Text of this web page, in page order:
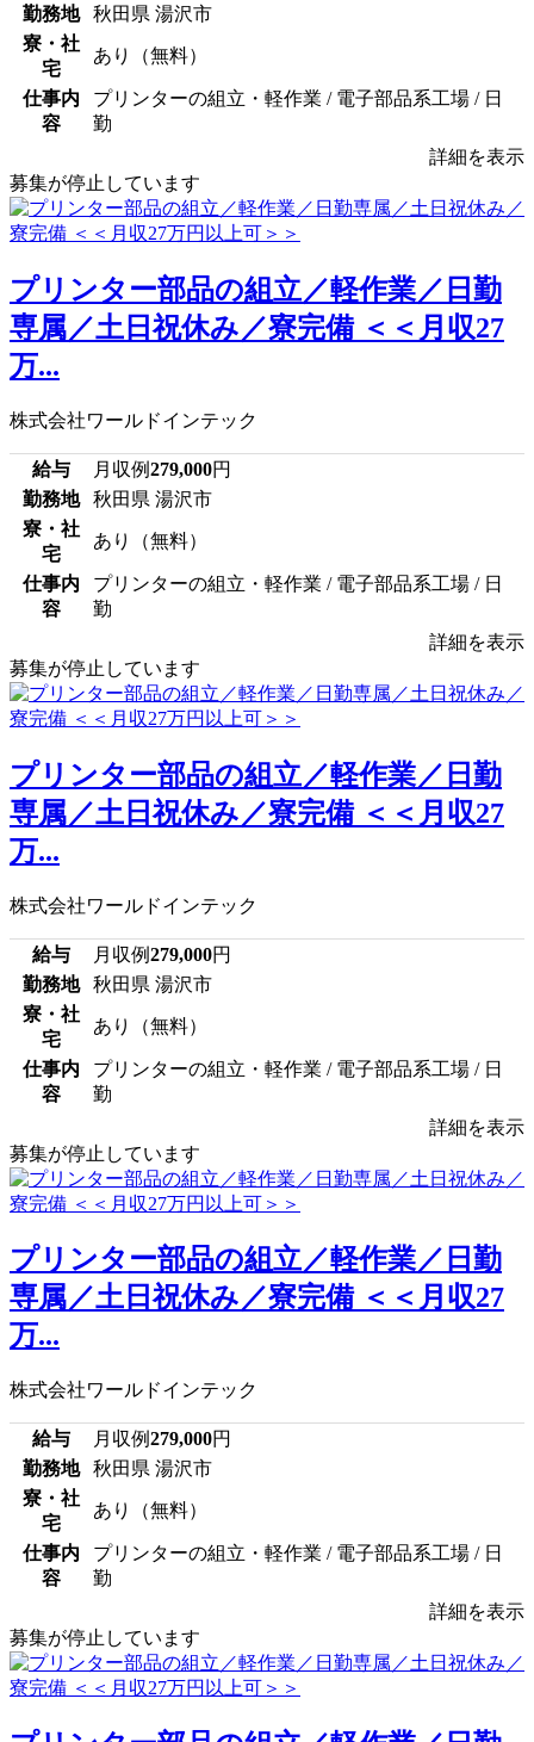
勤務地
秋田県 湯沢市
寮・社
宅
あり（無料）
仕事内
容
プリンターの組立・軽作業 / 電子部品系工場 / 日
勤
詳細を表示
募集が停止しています
プリンター部品の組立／軽作業／日勤
専属／土日祝休み／寮完備 ＜＜月収27
万...
株式会社ワールドインテック
給与 月収例279,000円
勤務地
秋田県 湯沢市
寮・社
宅
あり（無料）
仕事内
容
プリンターの組立・軽作業 / 電子部品系工場 / 日
勤
詳細を表示
募集が停止しています
プリンター部品の組立／軽作業／日勤
専属／土日祝休み／寮完備 ＜＜月収27
万...
株式会社ワールドインテック
給与 月収例279,000円
勤務地
秋田県 湯沢市
寮・社
宅
あり（無料）
仕事内
容
プリンターの組立・軽作業 / 電子部品系工場 / 日
勤
詳細を表示
募集が停止しています
プリンター部品の組立／軽作業／日勤
専属／土日祝休み／寮完備 ＜＜月収27
万...
株式会社ワールドインテック
給与 月収例279,000円
勤務地
秋田県 湯沢市
寮・社
宅
あり（無料）
仕事内
容
プリンターの組立・軽作業 / 電子部品系工場 / 日
勤
詳細を表示
募集が停止しています